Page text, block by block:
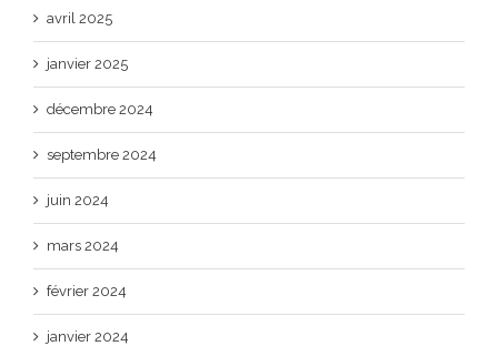
avril 2025
janvier 2025
décembre 2024
septembre 2024
juin 2024
mars 2024
février 2024
janvier 2024